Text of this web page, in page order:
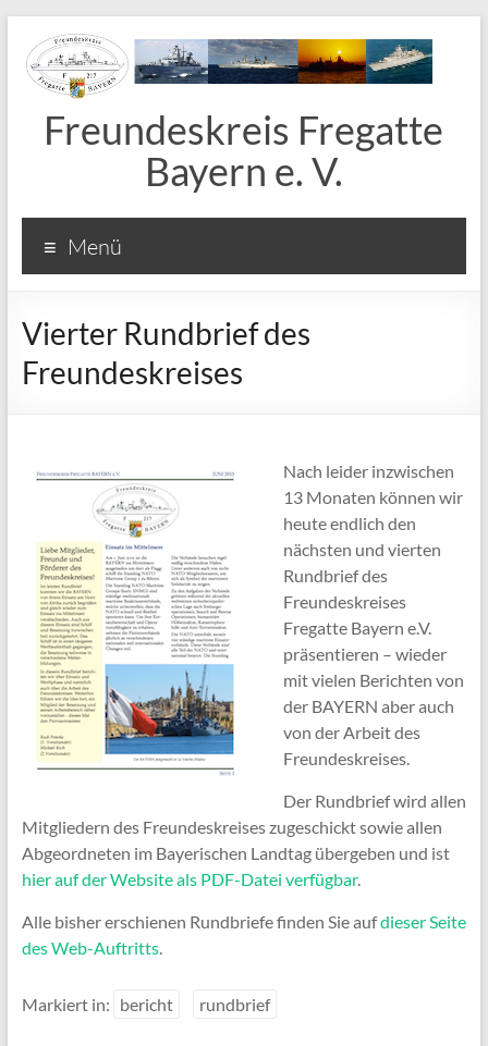
Freundeskreis Fregatte
Bayern e. V.
Menü
Vierter Rundbrief des
Freundeskreises
Nach leider inzwischen
13 Monaten können wir
heute endlich den
nächsten und vierten
Rundbrief des
Freundeskreises
Fregatte Bayern e.V.
präsentieren – wieder
mit vielen Berichten von
der BAYERN aber auch
von der Arbeit des
Freundeskreises.
Der Rundbrief wird allen
Mitgliedern des Freundeskreises zugeschickt sowie allen
Abgeordneten im Bayerischen Landtag übergeben und ist
hier auf der Website als PDF-Datei verfügbar.
Alle bisher erschienen Rundbriefe finden Sie aufdieser Seite
des Web-Auftritts.
Markiert in: bericht rundbrief